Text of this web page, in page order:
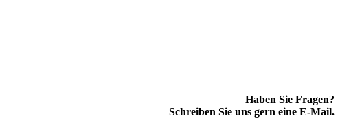
Haben Sie Fragen?
Schreiben Sie uns gern eine E-Mail.